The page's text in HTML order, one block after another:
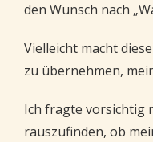
den Wunsch nach
Vielleicht macht
zu übernehmen,
Ich fragte vorsichtig
rauszufinden, ob